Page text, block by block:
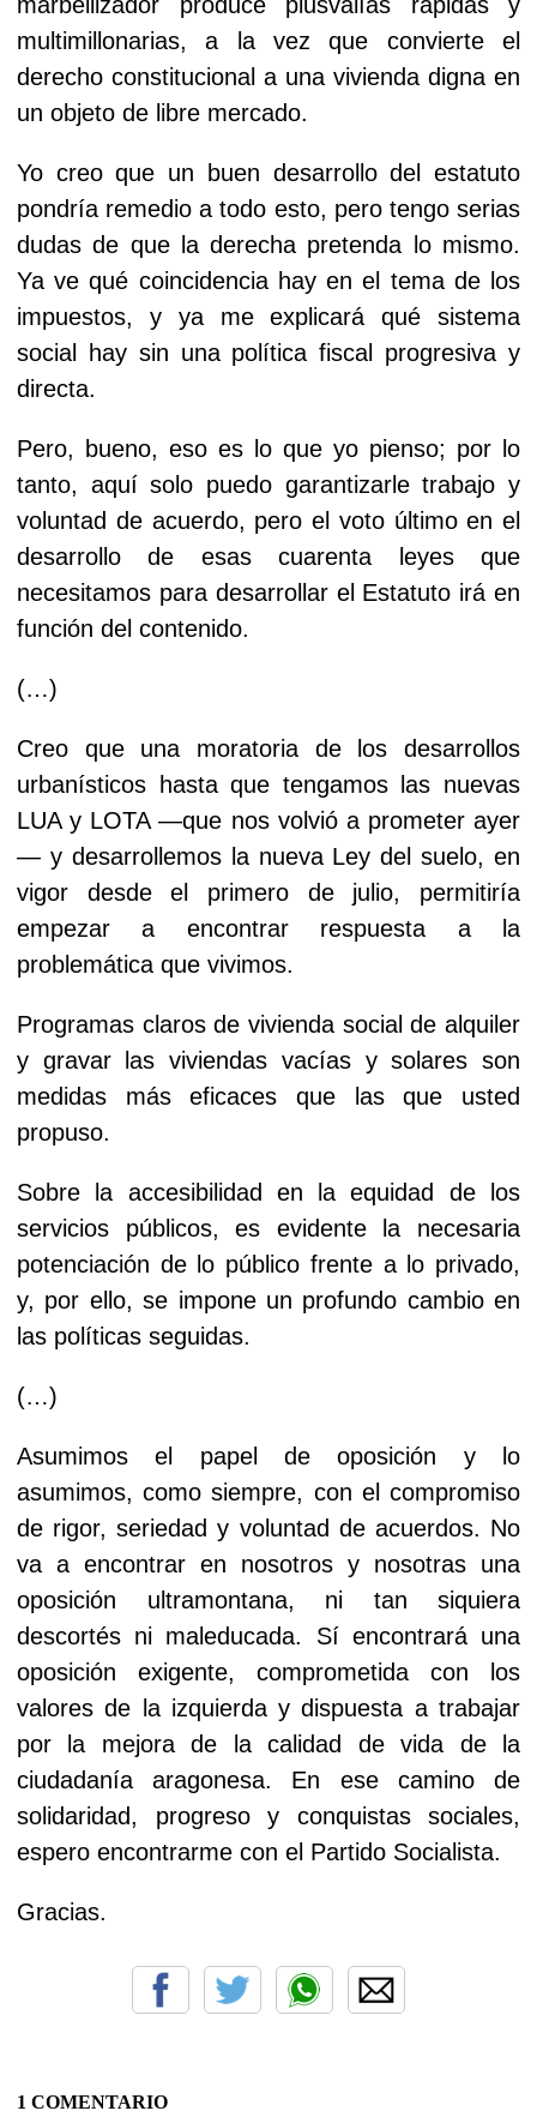
multimillonarias, a la vez que convierte el
derecho constitucional a una vivienda digna en
un objeto de libre mercado.
Yo creo que un buen desarrollo del estatuto
pondría remedio a todo esto, pero tengo serias
dudas de que la derecha pretenda lo mismo.
Ya ve qué coincidencia hay en el tema de los
impuestos, y ya me explicará qué sistema
social hay sin una política fiscal progresiva y
directa.
Pero, bueno, eso es lo que yo pienso; por lo
tanto, aquí solo puedo garantizarle trabajo y
voluntad de acuerdo, pero el voto último en el
desarrollo de esas cuarenta leyes que
necesitamos para desarrollar el Estatuto irá en
función del contenido.
(…)
Creo que una moratoria de los desarrollos
urbanísticos hasta que tengamos las nuevas
LUA y LOTA —que nos volvió a prometer ayer
— y desarrollemos la nueva Ley del suelo, en
vigor desde el primero de julio, permitiría
empezar a encontrar respuesta a la
problemática que vivimos.
Programas claros de vivienda social de alquiler
y gravar las viviendas vacías y solares son
medidas más eficaces que las que usted
propuso.
Sobre la accesibilidad en la equidad de los
servicios públicos, es evidente la necesaria
potenciación de lo público frente a lo privado,
y, por ello, se impone un profundo cambio en
las políticas seguidas.
(…)
Asumimos el papel de oposición y lo
asumimos, como siempre, con el compromiso
de rigor, seriedad y voluntad de acuerdos. No
va a encontrar en nosotros y nosotras una
oposición ultramontana, ni tan siquiera
descortés ni maleducada. Sí encontrará una
oposición exigente, comprometida con los
valores de la izquierda y dispuesta a trabajar
por la mejora de la calidad de vida de la
ciudadanía aragonesa. En ese camino de
solidaridad, progreso y conquistas sociales,
espero encontrarme con el Partido Socialista.
Gracias.
1 COMENTARIO